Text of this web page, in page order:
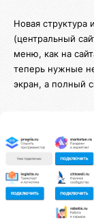
Новая структура
(центральный
меню, как на
теперь нужные
экран, а полный